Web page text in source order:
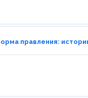
правления: